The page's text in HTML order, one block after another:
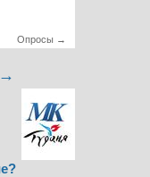
Опросы →